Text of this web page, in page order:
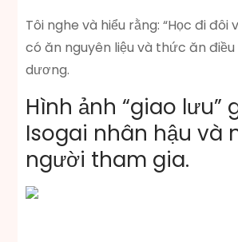
Tôi nghe và hiểu rằng: “Học đi đôi
có ăn nguyên liệu và thức ăn
dương.
Hình ảnh “giao lưu”
Isogai nhân hậu và
người tham gia.